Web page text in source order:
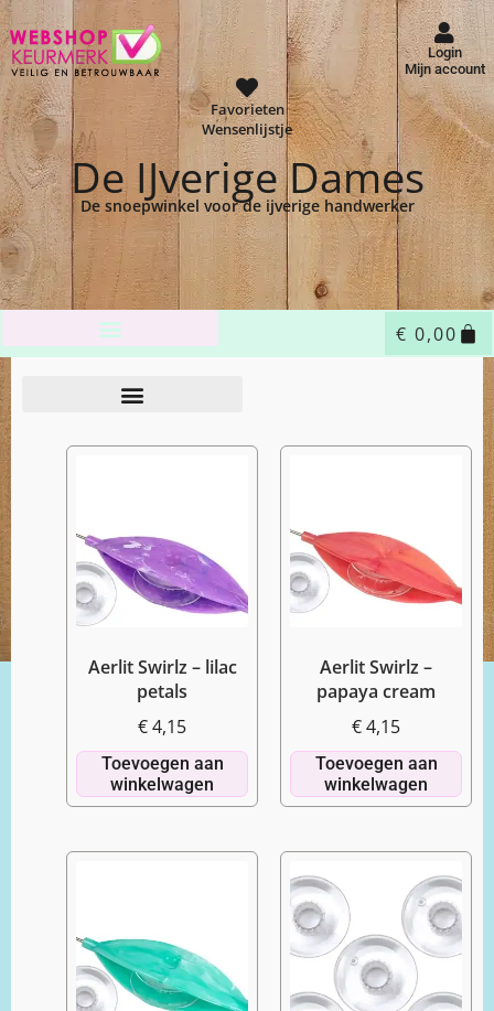
Login
Mijn account
Favorieten
Wensenlijstje
De IJverige Dames
De snoepwinkel voor de ijverige handwerker
€ 0,00
Aerlit Swirlz – lilac
petals
€4,15
Toevoegen aan
winkelwagen
Aerlit Swirlz –
papaya cream
€4,15
Toevoegen aan
winkelwagen